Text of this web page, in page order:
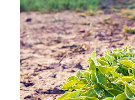
О нас
Об институте
Научные подразделения
Администрация